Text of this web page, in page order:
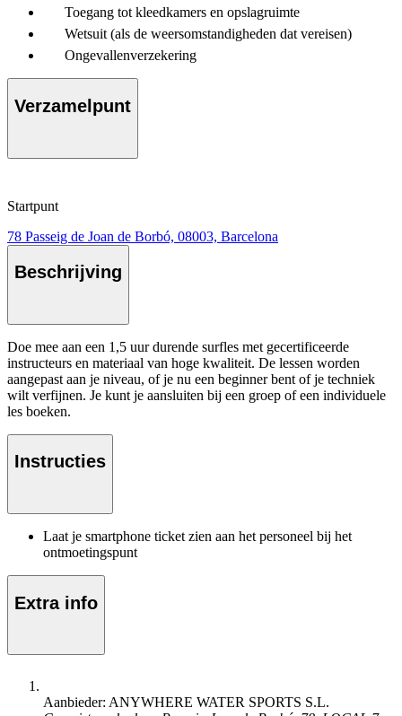
Toegang tot kleedkamers en opslagruimte
Wetsuit (als de weersomstandigheden dat vereisen)
Ongevallenverzekering
Verzamelpunt
Startpunt
78 Passeig de Joan de Borbó, 08003, Barcelona
Beschrijving
Doe mee aan een 1,5 uur durende surfles met gecertificeerde
instructeurs en materiaal van hoge kwaliteit. De lessen worden
aangepast aan je niveau, of je nu een beginner bent of je techniek
wilt verfijnen. Je kunt je aansluiten bij een groep of een individuele
les boeken.
Instructies
Laat je smartphone ticket zien aan het personeel bij het
ontmoetingspunt
Extra info
Aanbieder: ANYWHERE WATER SPORTS S.L.